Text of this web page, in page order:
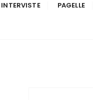
INTERVISTE PAGELLE